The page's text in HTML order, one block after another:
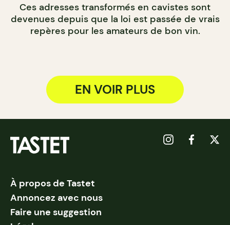
Ces adresses transformés en cavistes sont
devenues depuis que la loi est passée de vrais
repères pour les amateurs de bon vin.
EN VOIR PLUS
À propos de Tastet
Annoncez avec nous
Faire une suggestion